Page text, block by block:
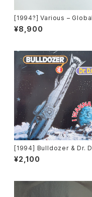
[1994?] Various –
ance Network - TECH・
A REMIX FOR CLUB PLAY
¥8,900
[1994] Bulldozer & Dr.
P.E. – I Wanna Go Up!
dozer Records]
¥2,100